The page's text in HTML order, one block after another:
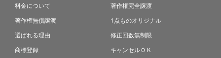
料金について
著作権無償譲渡
選ばれる理由
商標登録
著作権完全譲渡
1点ものオリジナル
修正回数無制限
キャンセルＯＫ